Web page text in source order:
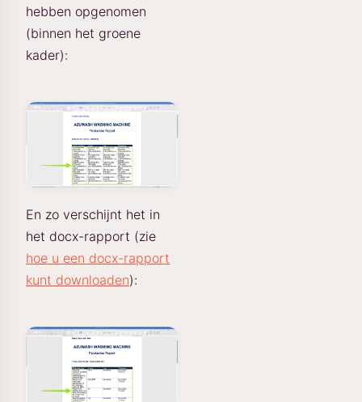
hebben opgenomen
(binnen het groene
kader):
En zo verschijnt het in
het docx-rapport (zie
hoe u een docx-rapport
kunt downloaden):